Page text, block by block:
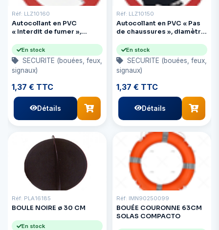
Réf: LLZ10160
Autocollant en PVC
« Interdit de fumer »,
En stock
SECURITE (bouées, feux,
signaux)
1,37 € TTC
Détails
Réf: LLZ10150
Autocollant en PVC « Pas
de chaussures », diamètre
En stock
SECURITE (bouées, feux,
signaux)
1,37 € TTC
Détails
Réf: PLA16185
BOULE NOIRE ø 30 CM
En stock
Réf: IMN90250099
BOUÉE COURONNE 63CM
SOLAS COMPACTO